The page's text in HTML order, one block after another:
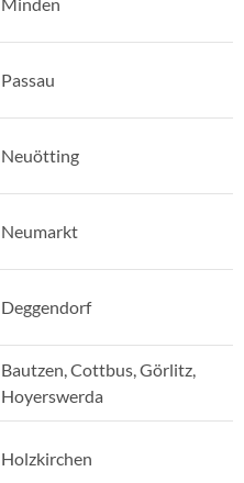
Passau
Neuötting
Neumarkt
Deggendorf
Bautzen, Cottbus, Görlitz,
Hoyerswerda
Holzkirchen